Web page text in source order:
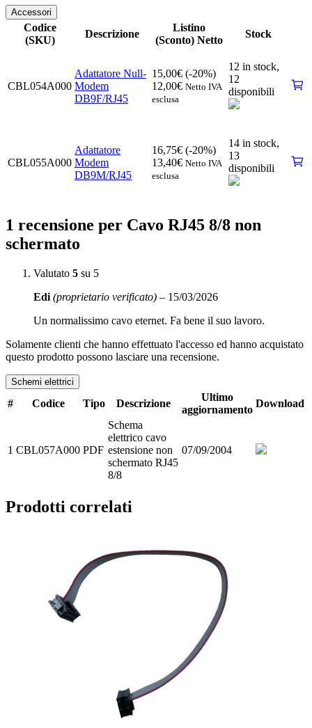
Accessori
Codice
(SKU)
Descrizione
Listino
(Sconto) Netto
Stock
CBL054A000
Adattatore Null-
Modem
DB9F/RJ45
15,00€ (-20%)
12,00€ Netto IVA
esclusa
12 in stock,
12
disponibili
CBL055A000
Adattatore
Modem
DB9M/RJ45
16,75€ (-20%)
13,40€ Netto IVA
esclusa
14 in stock,
13
disponibili
1 recensione per Cavo RJ45 8/8 non
schermato
Valutato 5 su 5
Edi (proprietario verificato) – 15/03/2026
Un normalissimo cavo eternet. Fa bene il suo lavoro.
Solamente clienti che hanno effettuato l'accesso ed hanno acquistato
questo prodotto possono lasciare una recensione.
Schemi elettrici
# Codice Tipo Descrizione
Ultimo
aggiornamento
Download
1 CBL057A000 PDF
Schema
elettrico cavo
estensione non
schermato RJ45
8/8
07/09/2004
Prodotti correlati